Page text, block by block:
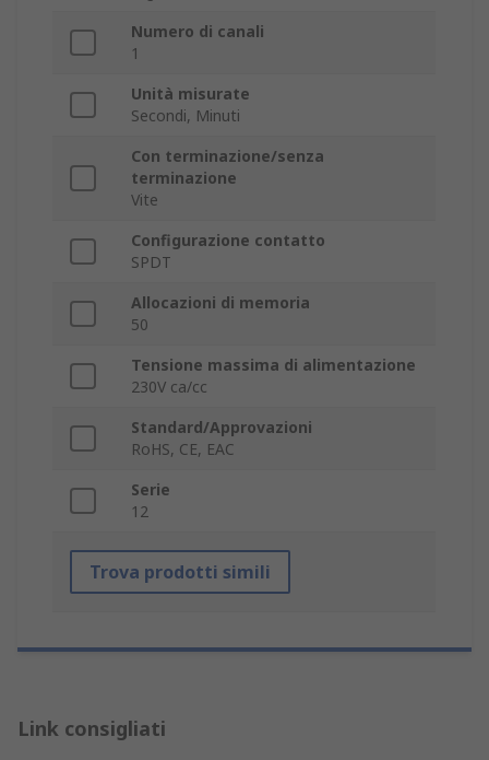
Numero di canali
1
Unità misurate
Secondi, Minuti
Con terminazione/senza
terminazione
Vite
Configurazione contatto
SPDT
Allocazioni di memoria
50
Tensione massima di alimentazione
230V ca/cc
Standard/Approvazioni
RoHS, CE, EAC
Serie
12
Trova prodotti simili
Link consigliati